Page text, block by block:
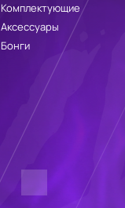
Комплектующие
Аксессуары
Бонги